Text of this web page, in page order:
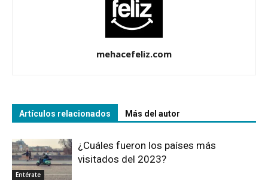
mehacefeliz.com
Artículos relacionados Más del autor
Entérate
¿Cuáles fueron los países más
visitados del 2023?